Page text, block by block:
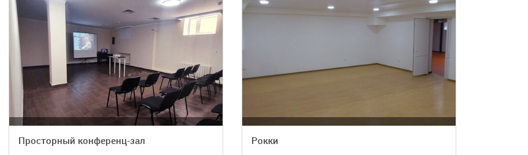
Просторный конференц-зал Рокки